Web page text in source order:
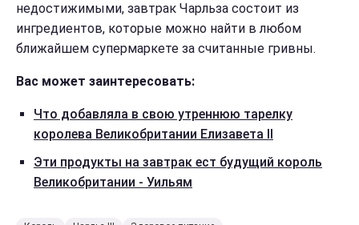
недостижимыми, завтрак Чарльза состоит из
ингредиентов, которые можно найти в любом
ближайшем супермаркете за считанные гривны.
Вас может заинтересовать:
Что добавляла в свою утреннюю тарелку
королева Великобритании Елизавета II
Эти продукты на завтрак ест будущий король
Великобритании - Уильям